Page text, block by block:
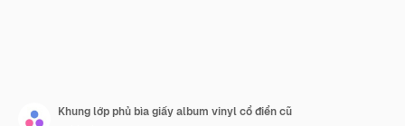
Khung lớp phủ bìa giấy album vinyl cổ điển cũ